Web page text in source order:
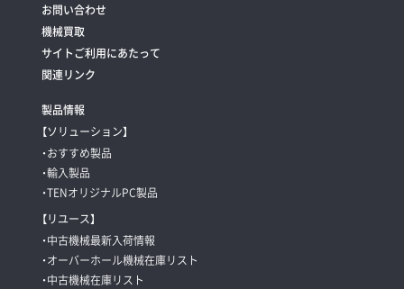
お問い合わせ
機械買取
サイトご利用にあたって
関連リンク
製品情報
【ソリューション】
・おすすめ製品
・輸入製品
・TENオリジナルPC製品
【リユース】
・中古機械最新入荷情報
・オーバーホール機械在庫リスト
・中古機械在庫リスト